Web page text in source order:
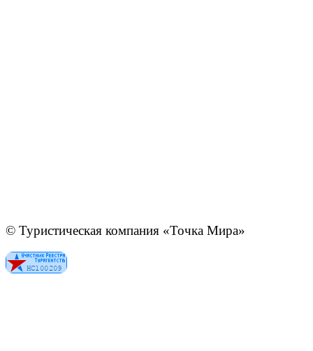
© Туристическая компания «Точка Мира»